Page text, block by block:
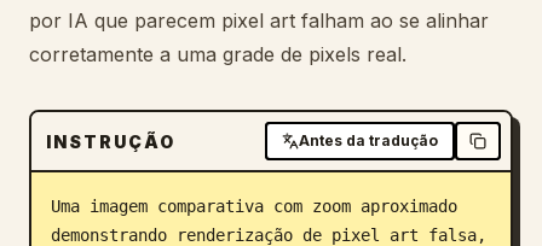
Preços
Transferir
Blogue
por IA que parecem pixel art falham ao se alinhar
corretamente a uma grade de pixels real.
INSTRUÇÃO Antes da tradução
Uma imagem comparativa com zoom aproximado
demonstrando renderização de pixel art falsa,